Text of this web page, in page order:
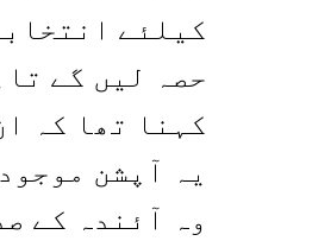
کیلئے
حصہ لیں گے
کہنا تھا کہ
یہ آپشن
وہ آئندہ کے